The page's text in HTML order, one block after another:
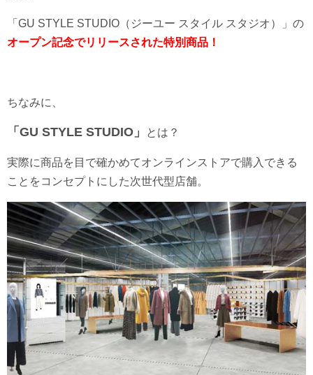
「GU STYLE STUDIO（ジーユー スタイル スタジオ）」の
オープン記念でリリースされた特別商品！
ちなみに、
「GU STYLE STUDIO」 とは？
実際に商品を目で確かめてオンラインストアで購入できる
ことをコンセプトにした次世代型店舗。